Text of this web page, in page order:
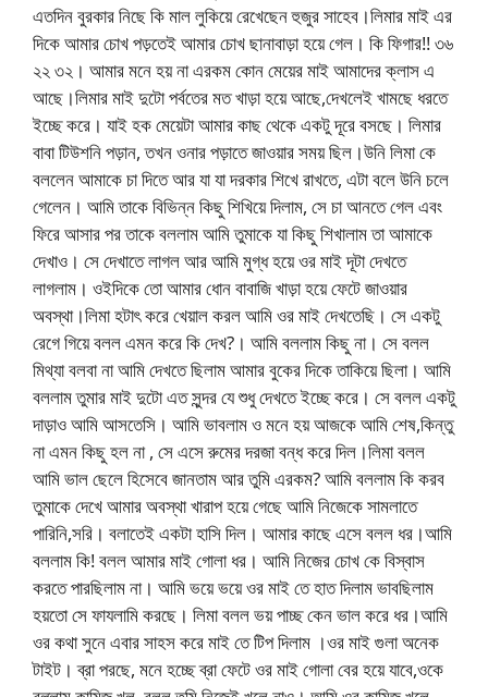
এতদিন বুরকার নিছে কি মাল লুকিয়ে রেখেছেন হুজুর সাহেব।লিমার মাই এর
দিকে আমার চোখ পড়তেই আমার চোখ ছানাবাড়া হয়ে গেল। কি ফিগার!! ৩৬
২২ ৩২। আমার মনে হয় না এরকম কোন মেয়ের মাই আমাদের ক্লাস এ
আছে।লিমার মাই দুটো পর্বতের মত খাড়া হয়ে আছে,দেখলেই খামছে ধরতে
ইচ্ছে করে। যাই হক মেয়েটা আমার কাছ থেকে একটু দূরে বসছে। লিমার
বাবা টিউশনি পড়ান, তখন ওনার পড়াতে জাওয়ার সময় ছিল।উনি লিমা কে
বললেন আমাকে চা দিতে আর যা যা দরকার শিখে রাখতে, এটা বলে উনি চলে
গেলেন। আমি তাকে বিভিন্ন কিছু শিখিয়ে দিলাম, সে চা আনতে গেল এবং
ফিরে আসার পর তাকে বললাম আমি তুমাকে যা কিছু শিখালাম তা আমাকে
দেখাও। সে দেখাতে লাগল আর আমি মুগ্ধ হয়ে ওর মাই দূটা দেখতে
লাগলাম। ওইদিকে তো আমার ধোন বাবাজি খাড়া হয়ে ফেটে জাওয়ার
অবস্থা।লিমা হটাৎ করে খেয়াল করল আমি ওর মাই দেখতেছি। সে একটু
রেগে গিয়ে বলল এমন করে কি দেখ?। আমি বললাম কিছু না। সে বলল
মিথ্যা বলবা না আমি দেখতে ছিলাম আমার বুকের দিকে তাকিয়ে ছিলা। আমি
বললাম তুমার মাই দুটো এত সুন্দর যে শুধু দেখতে ইচ্ছে করে। সে বলল একটু
দাড়াও আমি আসতেসি। আমি ভাবলাম ও মনে হয় আজকে আমি শেষ,কিন্তু
না এমন কিছু হল না , সে এসে রুমের দরজা বন্ধ করে দিল।লিমা বলল
আমি ভাল ছেলে হিসেবে জানতাম আর তুমি এরকম? আমি বললাম কি করব
তুমাকে দেখে আমার অবস্থা খারাপ হয়ে গেছে আমি নিজেকে সামলাতে
পারিনি,সরি। বলাতেই একটা হাসি দিল। আমার কাছে এসে বলল ধর।আমি
বললাম কি! বলল আমার মাই গোলা ধর। আমি নিজের চোখ কে বিস্বাস
করতে পারছিলাম না। আমি ভয়ে ভয়ে ওর মাই তে হাত দিলাম ভাবছিলাম
হয়তো সে ফাযলামি করছে। লিমা বলল ভয় পাচ্ছ কেন ভাল করে ধর।আমি
ওর কথা সুনে এবার সাহস করে মাই তে টিপ দিলাম ।ওর মাই গুলা অনেক
টাইট। ব্রা পরছে, মনে হচ্ছে ব্রা ফেটে ওর মাই গোলা বের হয়ে যাবে,ওকে